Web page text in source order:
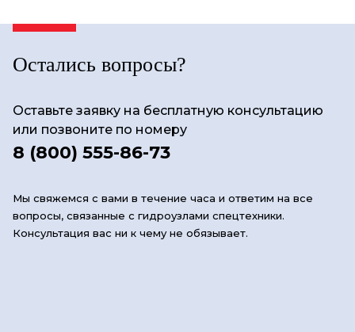
Остались вопросы?
Оставьте заявку на бесплатную консультацию
или позвоните по номеру
8 (800) 555-86-73
Мы свяжемся с вами в течение часа и ответим на все
вопросы, связанные с гидроузлами спецтехники.
Консультация вас ни к чему не обязывает.